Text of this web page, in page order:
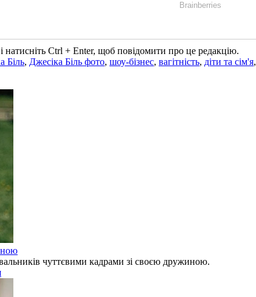
натисніть Ctrl + Enter, щоб повідомити про це редакцію.
Біль, Джесіка Біль фото, шоу-бізнес, вагітність, діти та сім'я,
чуттєвими кадрами зі своєю дружиною.